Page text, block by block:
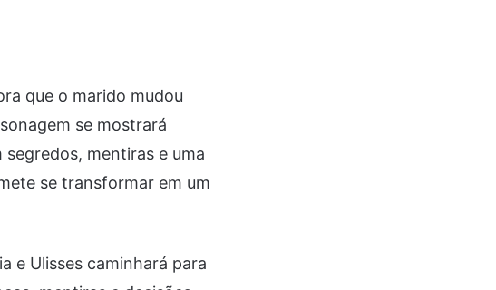
que o marido mudou
se mostrará
mentiras e uma
se transformar em um
e Ulisses caminhará para